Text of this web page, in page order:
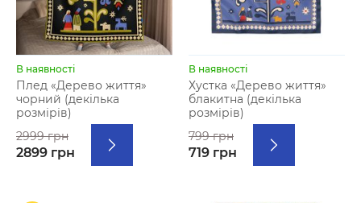
В наявності
Плед «Дерево життя»
чорний (декілька
розмірів)
2999 грн
2899 грн
В наявності
Хустка «Дерево життя»
блакитна (декілька
розмірів)
799 грн
719 грн